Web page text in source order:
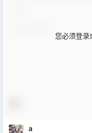
您必须登录
a